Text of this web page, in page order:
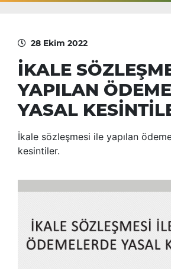
28 Ekim 2022
İKALE
YAPILAN
YASAL
İkale sözleşmesi ile yapılan
kesintiler.